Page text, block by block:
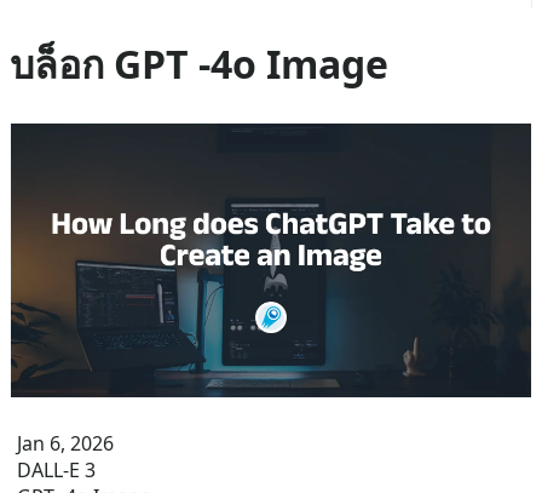
บล็อก GPT -4o Image
Jan 6, 2026
DALL-E 3